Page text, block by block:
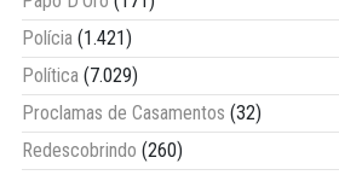
Polícia (1.421)
Política (7.029)
Proclamas de Casamentos (32)
Redescobrindo (260)